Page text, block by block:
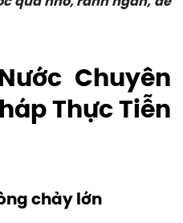
Chuyên
Thực Tiễn
chảy lớn